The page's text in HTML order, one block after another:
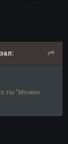
ты "Можно